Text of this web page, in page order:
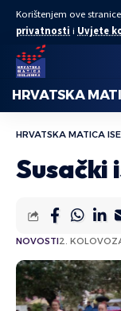
Korištenjem ove
privatnosti i Uvjete
HRVATSKA
HRVATSKA MATICA
Susački
NOVOSTI2.